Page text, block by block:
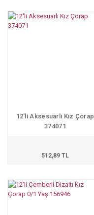
12'li Aksesuarlı Kız Çorap
374071
512,89 TL